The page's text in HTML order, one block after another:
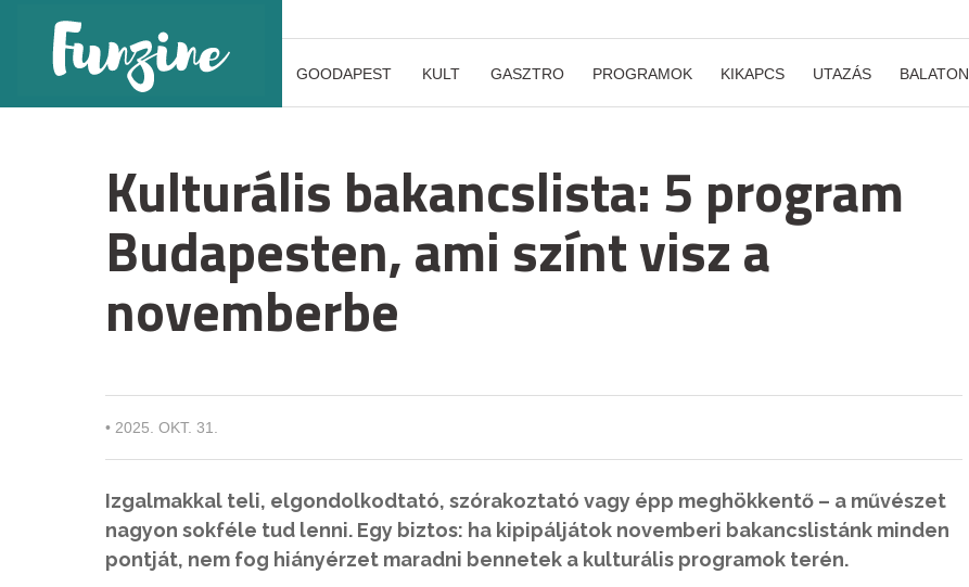
GOODAPEST KULT GASZTRO PROGRAMOK KIKAPCS UTAZÁS BALATON
Kulturális bakancslista: 5 program
Budapesten, ami színt visz a
novemberbe
• 2025. OKT. 31.
Izgalmakkal teli, elgondolkodtató, szórakoztató vagy épp meghökkentő – a művészet
nagyon sokféle tud lenni. Egy biztos: ha kipipáljátok novemberi bakancslistánk minden
pontját, nem fog hiányérzet maradni bennetek a kulturális programok terén.